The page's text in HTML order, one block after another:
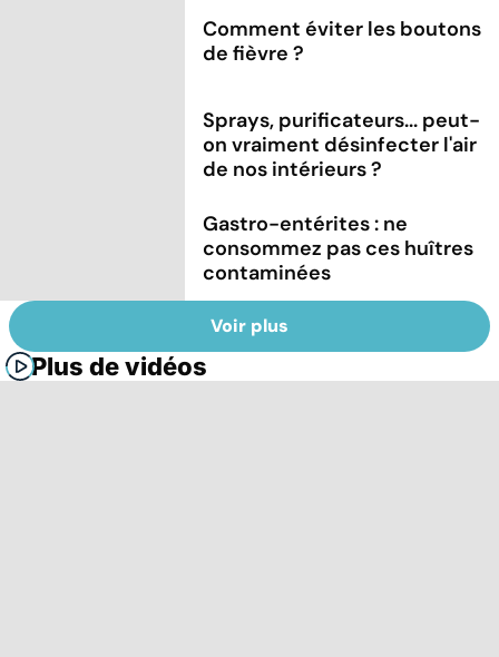
Comment éviter les boutons
de fièvre ?
Sprays, purificateurs... peut-
on vraiment désinfecter l'air
de nos intérieurs ?
Gastro-entérites : ne
consommez pas ces huîtres
contaminées
Voir plus
Plus de vidéos